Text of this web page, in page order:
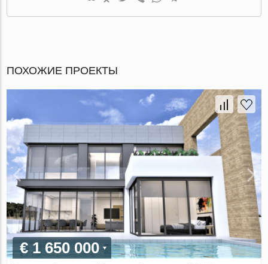
ПОХОЖИЕ ПРОЕКТЫ
€ 1 650 000